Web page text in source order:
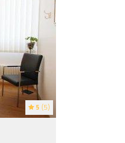
5 (5)